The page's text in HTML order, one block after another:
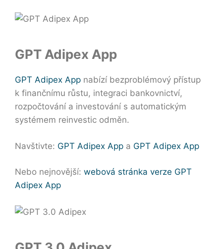
GPT Adipex App
GPT Adipex App nabízí bezproblémový přístup
k finančnímu růstu, integraci bankovnictví,
rozpočtování a investování s automatickým
systémem reinvestic odměn.
Navštivte: GPT Adipex App a GPT Adipex App
Nebo nejnovější: webová stránka verze GPT
Adipex App